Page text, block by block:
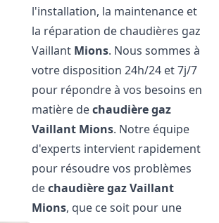
l'installation, la maintenance et
la réparation de chaudières gaz
Vaillant Mions. Nous sommes à
votre disposition 24h/24 et 7j/7
pour répondre à vos besoins en
matière dechaudière gaz
Vaillant Mions. Notre équipe
d'experts intervient rapidement
pour résoudre vos problèmes
dechaudière gaz Vaillant
Mions, que ce soit pour une